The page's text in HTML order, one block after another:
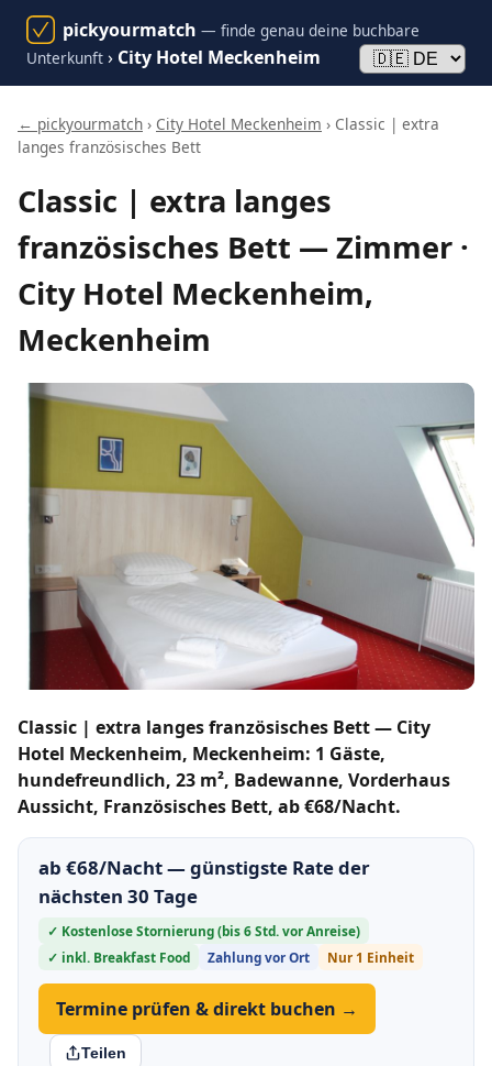
pickyourmatch — finde genau deine buchbare
Unterkunft › City Hotel Meckenheim
← pickyourmatch › City Hotel Meckenheim › Classic | extra
langes französisches Bett
Classic | extra langes
französisches Bett — Zimmer ·
City Hotel Meckenheim,
Meckenheim
Classic | extra langes französisches Bett — City
Hotel Meckenheim, Meckenheim: 1 Gäste,
hundefreundlich, 23 m², Badewanne, Vorderhaus
Aussicht, Französisches Bett, ab €68/Nacht.
ab €68/Nacht — günstigste Rate der
nächsten 30 Tage
✓ Kostenlose Stornierung (bis 6 Std. vor Anreise)
✓ inkl. Breakfast Food
Zahlung vor Ort Nur 1 Einheit
Termine prüfen & direkt buchen →
Teilen